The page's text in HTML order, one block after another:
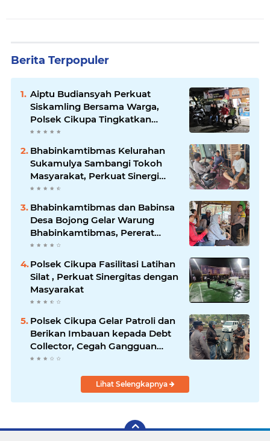
Berita Terpopuler
Aiptu Budiansyah Perkuat
Siskamling Bersama Warga,
Polsek Cikupa Tingkatkan
Sinergi Jaga Kamtibmas
Bhabinkamtibmas Kelurahan
Sukamulya Sambangi Tokoh
Masyarakat, Perkuat Sinergi
Jaga Kamtibmas
Bhabinkamtibmas dan Babinsa
Desa Bojong Gelar Warung
Bhabinkamtibmas, Pererat
Komunikasi dengan Warga
Polsek Cikupa Fasilitasi Latihan
Silat , Perkuat Sinergitas dengan
Masyarakat
Polsek Cikupa Gelar Patroli dan
Berikan Imbauan kepada Debt
Collector, Cegah Gangguan
Kamtibmas
Lihat Selengkapnya